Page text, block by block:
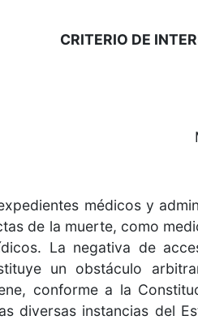
CRITERIO DE
médicos y
de la muerte, como
La negativa de
un obstáculo
conforme a la
diversas instancias del